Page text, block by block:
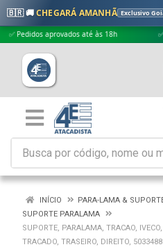
🇧🇷 🚚CHEGARÁ AMANHÃ Exclusivo
aprovados até às 18h ✅
INÍCIO
PARA-LAMA &
SUPORTE PARALAMA
SUPORTE, PARALAMA, TRACAO,
TRACADO, TRASEIRO, DIREITO,